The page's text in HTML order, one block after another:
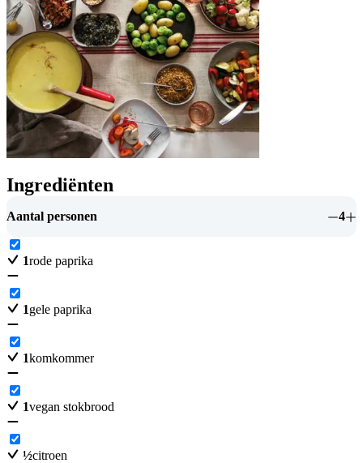
Ingrediënten
Aantal personen 4
1rode paprika
1gele paprika
1komkommer
1vegan stokbrood
½citroen